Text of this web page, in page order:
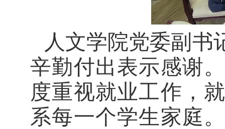
人文学院党委副书
辛勤付出表示感谢
度重视就业工作，
系每一个学生家庭